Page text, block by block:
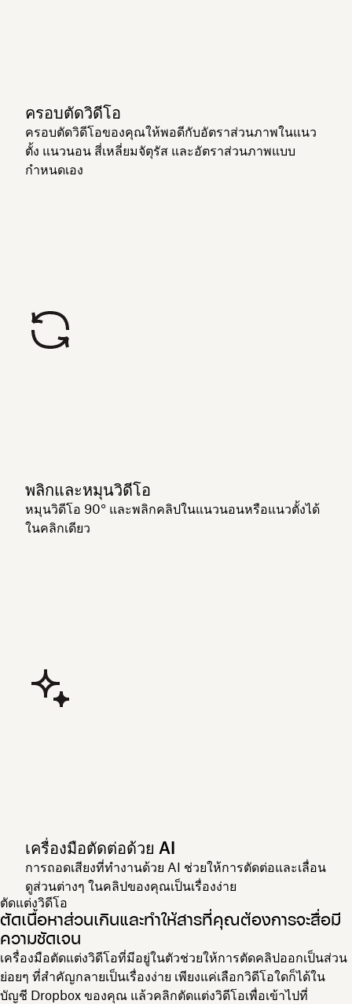
ครอบตัดวิดีโอ
ครอบตัดวิดีโอของคุณให้พอดีกับอัตราส่วนภาพในแนว
ตั้ง แนวนอน สี่เหลี่ยมจัตุรัส และอัตราส่วนภาพแบบ
กำหนดเอง
พลิกและหมุนวิดีโอ
หมุนวิดีโอ 90° และพลิกคลิปในแนวนอนหรือแนวตั้งได้
ในคลิกเดียว
เครื่องมือตัดต่อด้วย AI
การถอดเสียงที่ทำงานด้วย AI ช่วยให้การตัดต่อและเลื่อน
ดูส่วนต่างๆ ในคลิปของคุณเป็นเรื่องง่าย
ตัดแต่งวิดีโอ
ตัดเนื้อหาส่วนเกินและทำให้สารที่คุณต้องการจะสื่อมี
ความชัดเจน
เครื่องมือตัดแต่งวิดีโอที่มีอยู่ในตัวช่วยให้การตัดคลิปออกเป็นส่วน
ย่อยๆ ที่สำคัญกลายเป็นเรื่องง่าย เพียงแค่เลือกวิดีโอใดก็ได้ใน
บัญชี Dropbox ของคุณ แล้วคลิกตัดแต่งวิดีโอเพื่อเข้าไปที่